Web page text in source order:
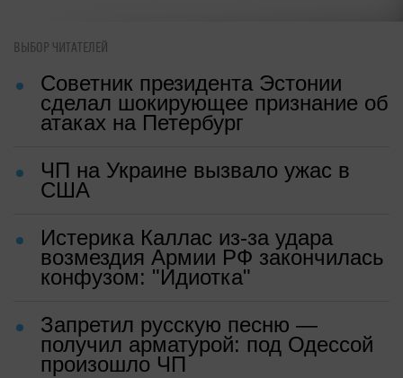
ВЫБОР ЧИТАТЕЛЕЙ
Советник президента Эстонии
сделал шокирующее признание об
атаках на Петербург
ЧП на Украине вызвало ужас в
США
Истерика Каллас из-за удара
возмездия Армии РФ закончилась
конфузом: "Идиотка"
Запретил русскую песню —
получил арматурой: под Одессой
произошло ЧП